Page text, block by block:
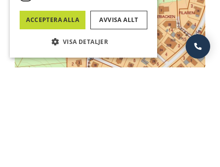
ACCEPTERA ALLA AVVISA ALLT
VISA DETALJER